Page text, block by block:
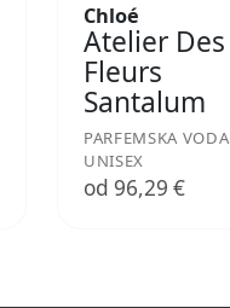
Chloé
Atelier Des
Fleurs
Santalum
PARFEMSKA VODA
UNISEX
od 96,29 €